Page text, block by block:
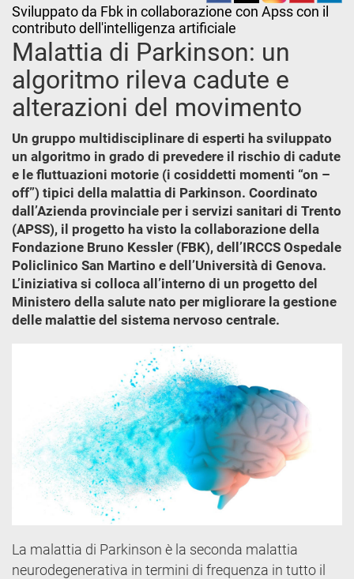
Sviluppato da Fbk in collaborazione con Apss con il
contributo dell'intelligenza artificiale
Malattia di Parkinson: un
algoritmo rileva cadute e
alterazioni del movimento
Un gruppo multidisciplinare di esperti ha sviluppato
un algoritmo in grado di prevedere il rischio di cadute
e le fluttuazioni motorie (i cosiddetti momenti “on –
off”) tipici della malattia di Parkinson. Coordinato
dall’Azienda provinciale per i servizi sanitari di Trento
(APSS), il progetto ha visto la collaborazione della
Fondazione Bruno Kessler (FBK), dell’IRCCS Ospedale
Policlinico San Martino e dell’Università di Genova.
L’iniziativa si colloca all’interno di un progetto del
Ministero della salute nato per migliorare la gestione
delle malattie del sistema nervoso centrale.
La malattia di Parkinson è la seconda malattia
neurodegenerativa in termini di frequenza in tutto il